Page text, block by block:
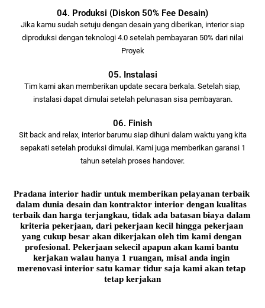
04. Produksi (Diskon 50% Fee Desain)
Jika kamu sudah setuju dengan desain yang diberikan, interior siap
diproduksi dengan teknologi 4.0 setelah pembayaran 50% dari nilai
Proyek
05. Instalasi
Tim kami akan memberikan update secara berkala. Setelah siap,
instalasi dapat dimulai setelah pelunasan sisa pembayaran.
06. Finish
Sit back and relax, interior barumu siap dihuni dalam waktu yang kita
sepakati setelah produksi dimulai. Kami juga memberikan garansi 1
tahun setelah proses handover.
Pradana interior hadir untuk memberikan pelayanan terbaik
dalam dunia desain dan kontraktor interior dengan kualitas
terbaik dan harga terjangkau, tidak ada batasan biaya dalam
kriteria pekerjaan, dari pekerjaan kecil hingga pekerjaan
yang cukup besar akan dikerjakan oleh tim kami dengan
profesional. Pekerjaan sekecil apapun akan kami bantu
kerjakan walau hanya 1 ruangan, misal anda ingin
merenovasi interior satu kamar tidur saja kami akan tetap
tetap kerjakan